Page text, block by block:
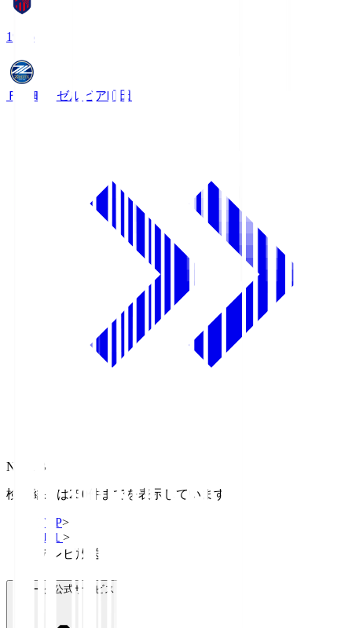
19:06
ＦＣ町田ゼルビア町田
NHK BS
検索結果は250件までを表示しています
TOP>
Ｊ１ >
テレビ放送
Ｊリーグ公式サービス